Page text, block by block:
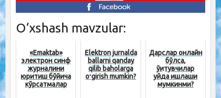
O‘xshash mavzular:
«Emaktab»
электрон синф
журналини
юритиш бўйича
кўрсатмалар
Elektron jurnalda
ballarni qanday
qilib baholarga
oʻgirish mumkin?
Дарслар онлайн
бўлса,
ўқитувчилар
уйда ишлаши
мумкинми?